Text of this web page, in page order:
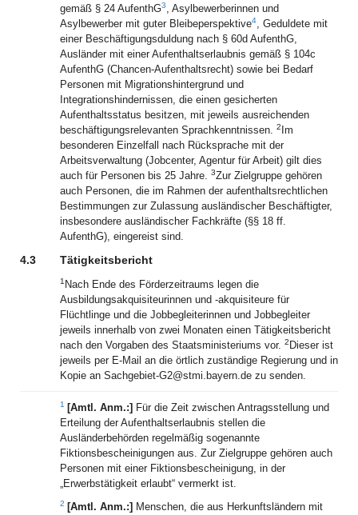
gemäß § 24 AufenthG3, Asylbewerberinnen und
Asylbewerber mit guter Bleibeperspektive4, Geduldete mit
einer Beschäftigungsduldung nach § 60d AufenthG,
Ausländer mit einer Aufenthaltserlaubnis gemäß § 104c
AufenthG (Chancen-Aufenthaltsrecht) sowie bei Bedarf
Personen mit Migrationshintergrund und
Integrationshindernissen, die einen gesicherten
Aufenthaltsstatus besitzen, mit jeweils ausreichenden
beschäftigungsrelevanten Sprachkenntnissen. 2 Im
besonderen Einzelfall nach Rücksprache mit der
Arbeitsverwaltung (Jobcenter, Agentur für Arbeit) gilt dies
auch für Personen bis 25 Jahre. 3Zur Zielgruppe gehören
auch Personen, die im Rahmen der aufenthaltsrechtlichen
Bestimmungen zur Zulassung ausländischer Beschäftigter,
insbesondere ausländischer Fachkräfte (§§ 18 ff.
AufenthG), eingereist sind.
4.3 Tätigkeitsbericht
1 Nach Ende des Förderzeitraums legen die
Ausbildungsakquisiteurinnen und -akquisiteure für
Flüchtlinge und die Jobbegleiterinnen und Jobbegleiter
jeweils innerhalb von zwei Monaten einen Tätigkeitsbericht
nach den Vorgaben des Staatsministeriums vor. 2 Dieser ist
jeweils per E-Mail an die örtlich zuständige Regierung und in
Kopie an Sachgebiet-G2@stmi.bayern.de zu senden.
1 [Amtl. Anm.:] Für die Zeit zwischen Antragsstellung und
Erteilung der Aufenthaltserlaubnis stellen die
Ausländerbehörden regelmäßig sogenannte
Fiktionsbescheinigungen aus. Zur Zielgruppe gehören auch
Personen mit einer Fiktionsbescheinigung, in der
„Erwerbstätigkeit erlaubt“ vermerkt ist.
2 [Amtl. Anm.:] Menschen, die aus Herkunftsländern mit